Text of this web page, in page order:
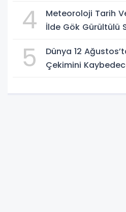
4
Meteoroloji Tarih
İlde Gök Gürültülü
5
Dünya 12
Çekimini